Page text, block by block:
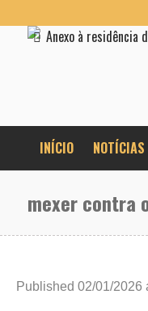
Anexo à residência
INÍCIO NOTÍCIAS
mexer contra
Published 02/01/2026